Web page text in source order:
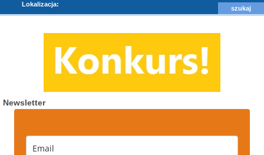
Lokalizacja:
Newsletter